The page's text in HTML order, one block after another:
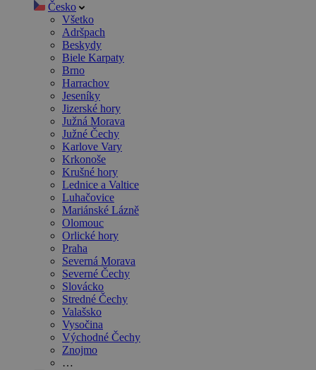
Česko
Všetko
Adršpach
Beskydy
Biele Karpaty
Brno
Harrachov
Jeseníky
Jizerské hory
Južná Morava
Južné Čechy
Karlove Vary
Krkonoše
Krušné hory
Lednice a Valtice
Luhačovice
Mariánské Lázně
Olomouc
Orlické hory
Praha
Severná Morava
Severné Čechy
Slovácko
Stredné Čechy
Valašsko
Vysočina
Východné Čechy
Znojmo
…